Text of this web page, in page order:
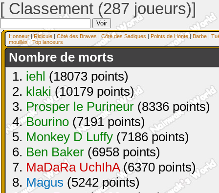
[ Classement (287 joueurs)]
Honneur|Ridicule | Côté des Braves | Côté des Sadiques | Points de Honte| Barbe |
mouillés| Top lanceurs
Nombre de morts
1. iehl (18073 points)
2. klaki(10179 points)
3. Prosper le Purineur (8336 points)
4.Bourino (7191 points)
5. Monkey D Luffy (7186 points)
6. Ben Baker (6958 points)
7. MaDaRa UchIhA(6370 points)
8. Magus (5242 points)